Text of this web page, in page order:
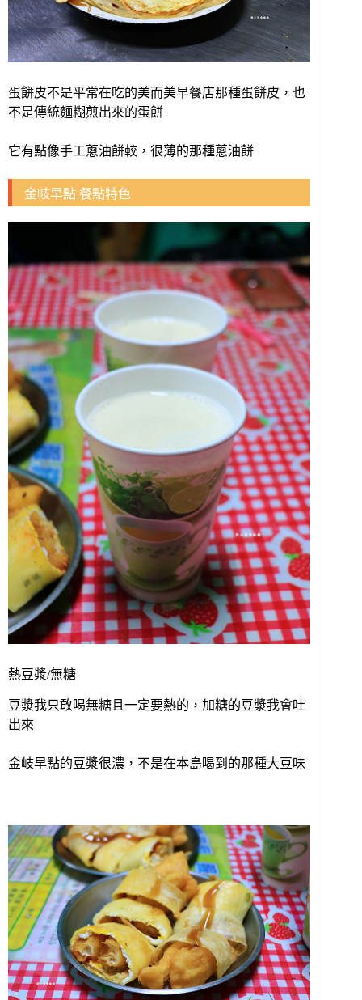
蛋餅皮不是平常在吃的美而美早餐店那種蛋餅皮，也
不是傳統麵糊煎出來的蛋餅
它有點像手工蔥油餅較，很薄的那種蔥油餅
金岐早點 餐點特色
熱豆漿/無糖
豆漿我只敢喝無糖且一定要熱的，加糖的豆漿我會吐
出來
金岐早點的豆漿很濃，不是在本島喝到的那種大豆味